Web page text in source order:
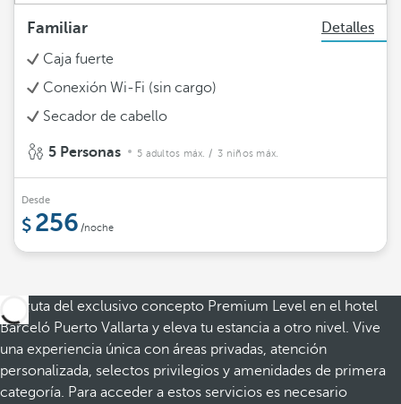
Familiar
Detalles
Caja fuerte
Conexión Wi-Fi (sin cargo)
Secador de cabello
5 Personas 5 adultos máx. / 3 niños máx.
Desde
256 /noche
Disfruta del exclusivo concepto Premium Level en el hotel
Barceló Puerto Vallarta y eleva tu estancia a otro nivel. Vive
una experiencia única con áreas privadas, atención
personalizada, selectos privilegios y amenidades de primera
categoría. Para acceder a estos servicios es necesario